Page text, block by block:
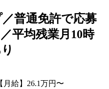
普通免許で応募
平均残業月10時
月給】26.1万円〜